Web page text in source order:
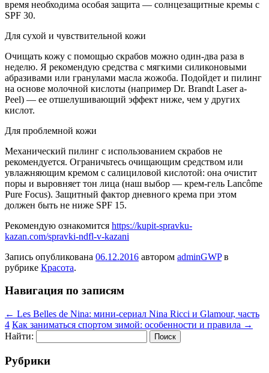
время необходима особая защита — солнцезащитные кремы с
SPF 30.
Для сухой и чувствительной кожи
Очищать кожу с помощью скрабов можно один-два раза в
неделю. Я рекомендую средства с мягкими силиконовыми
абразивами или гранулами масла жожоба. Подойдет и пилинг
на основе молочной кислоты (например Dr. Brandt Laser a-
Peel) — ее отшелушивающий эффект ниже, чем у других
кислот.
Для проблемной кожи
Механический пилинг с использованием скрабов не
рекомендуется. Ограничьтесь очищающим средством или
увлажняющим кремом с салициловой кислотой: она очистит
поры и выровняет тон лица (наш выбор — крем-гель Lancôme
Pure Focus). Защитный фактор дневного крема при этом
должен быть не ниже SPF 15.
Рекомендую ознакомится https://kupit-spravku-
kazan.com/spravki-ndfl-v-kazani
Запись опубликована 06.12.2016 автором adminGWPв
рубрике Красота.
Навигация по записям
← Les Belles de Nina: мини-сериал Nina Ricci и Glamour, часть
4 Как заниматься спортом зимой: особенности и правила →
Найти:
Рубрики